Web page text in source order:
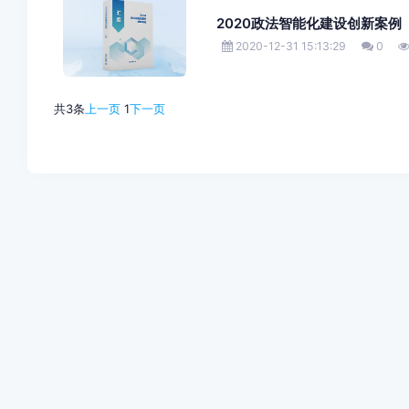
2020政法智能化建设创新案例
2020-12-31 15:13:29 0
共3条 上一页 1下一页